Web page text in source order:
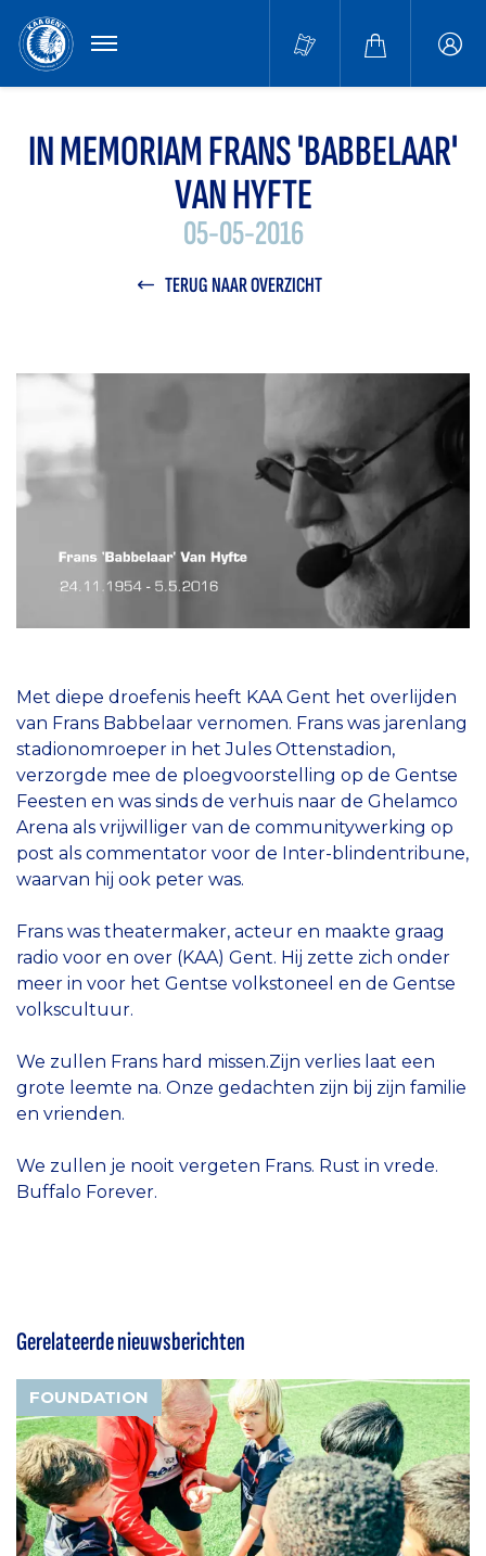
MENU
IN MEMORIAM FRANS 'BABBELAAR'
VAN HYFTE
05-05-2016
TERUG NAAR OVERZICHT
Met diepe droefenis heeft KAA Gent het overlijden
van Frans Babbelaar vernomen. Frans was jarenlang
stadionomroeper in het Jules Ottenstadion,
verzorgde mee de ploegvoorstelling op de Gentse
Feesten en was sinds de verhuis naar de Ghelamco
Arena als vrijwilliger van de communitywerking op
post als commentator voor de Inter-blindentribune,
waarvan hij ook peter was.
Frans was theatermaker, acteur en maakte graag
radio voor en over (KAA) Gent. Hij zette zich onder
meer in voor het Gentse volkstoneel en de Gentse
volkscultuur.
We zullen Frans hard missen.Zijn verlies laat een
grote leemte na. Onze gedachten zijn bij zijn familie
en vrienden.
We zullen je nooit vergeten Frans. Rust in vrede.
Buffalo Forever.
Gerelateerde nieuwsberichten
FOUNDATION